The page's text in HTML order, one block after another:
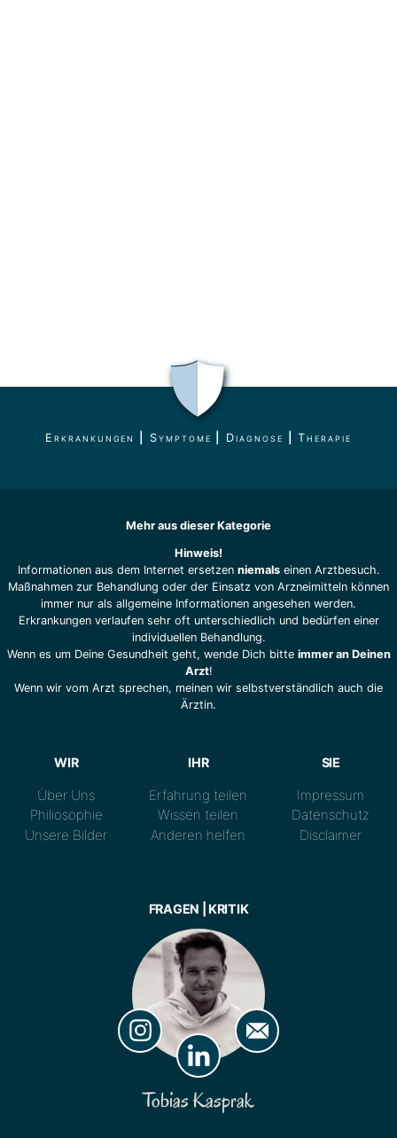
Erkrankungen Symptome Diagnose |Therapie
Mehr aus dieser Kategorie
Hinweis!
Informationen aus dem Internet ersetzen niemalseinen Arztbesuch.
Maßnahmen zur Behandlung oder der Einsatz von Arzneimitteln können
immer nur als allgemeine Informationen angesehen werden.
Erkrankungen verlaufen sehr oft unterschiedlich und bedürfen einer
individuellen Behandlung.
Wenn es um Deine Gesundheit geht, wende Dich bitte immer an Deinen
Arzt!
Wenn wir vom Arzt sprechen, meinen wir selbstverständlich auch die
Ärztin.
WIR
Über Uns
Philiosophie
Unsere Bilder
IHR
Erfahrung teilen
Wissen teilen
Anderen helfen
SIE
Impressum
Datenschutz
Disclaimer
FRAGEN | KRITIK
Tobias Kasprak